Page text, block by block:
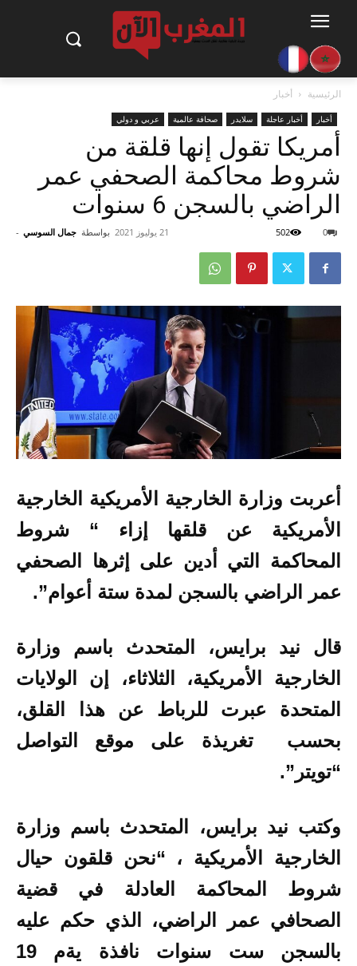
الرئيسية أخبار
أخبار أخبار عاجلة سلايدر صحافة عالمية عربي و دولي
أمريكا تقول إنها قلقة من
شروط محاكمة الصحفي عمر
الراضي بالسجن 6 سنوات
بواسطة جمال السوسي - 21 يوليوز 2021 0
502
أعربت وزارة الخارجية الأمريكية الخارجية
الأمريكية عن قلقها إزاء “ شروط
المحاكمة التي أدين على إثرها الصحفي
عمر الراضي بالسجن لمدة ستة أعوام”.
قال نيد برايس، المتحدث باسم وزارة
الخارجية الأمريكية، الثلاثاء، إن الولايات
المتحدة عبرت للرباط عن هذا القلق،
بحسب تغريذة على موقع التواصل
“تويتر”.
وكتب نيد برايس، المتحدث باسم وزارة
الخارجية الأمريكية ، “نحن قلقون حيال
شروط المحاكمة العادلة في قضية
الصحافي عمر الراضي، الذي حكم عليه
بالسجن ست سنوات نافذة يةم 19